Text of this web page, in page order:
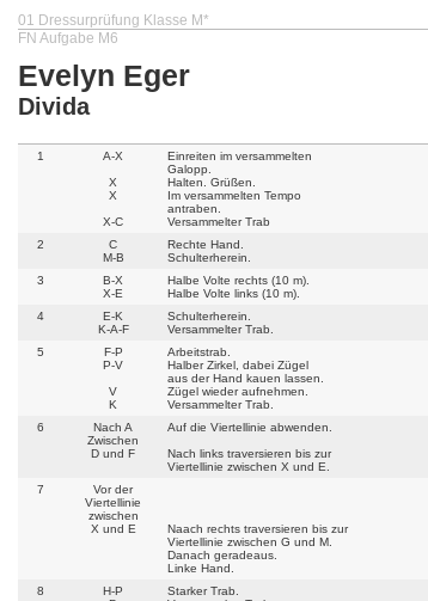
01 Dressurprüfung Klasse M*
FN Aufgabe M6
Evelyn Eger
Divida
1
A-X
X
X
X-C
Einreiten im versammelten
Galopp.
Halten. Grüßen.
Im versammelten Tempo
antraben.
Versammelter Trab
2
C
M-B
Rechte Hand.
Schulterherein.
3
B-X
X-E
Halbe Volte rechts (10 m).
Halbe Volte links (10 m).
4
E-K
K-A-F
Schulterherein.
Versammelter Trab.
5
F-P
P-V
V
K
Arbeitstrab.
Halber Zirkel, dabei Zügel
aus der Hand kauen lassen.
Zügel wieder aufnehmen.
Versammelter Trab.
6
Nach A
Zwischen
D und F
Auf die Viertellinie abwenden.
Nach links traversieren bis zur
Viertellinie zwischen X und E.
7
Vor der
Viertellinie
zwischen
X und E
Naach rechts traversieren bis zur
Viertellinie zwischen G und M.
Danach geradeaus.
Linke Hand.
8
H-P
Starker Trab.